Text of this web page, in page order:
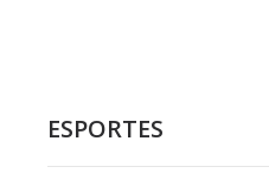
ESPORTES